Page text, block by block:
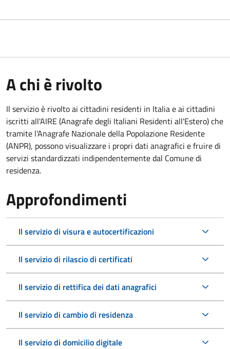
A chi è rivolto
Il servizio è rivolto ai cittadini residenti in Italia e ai cittadini
iscritti all'AIRE (Anagrafe degli Italiani Residenti all'Estero) che
tramite l'Anagrafe Nazionale della Popolazione Residente
(ANPR), possono visualizzare i propri dati anagrafici e fruire di
servizi standardizzati indipendentemente dal Comune di
residenza.
Approfondimenti
Il servizio di visura e autocertificazioni
Il servizio di rilascio di certificati
Il servizio di rettifica dei dati anagrafici
Il servizio di cambio di residenza
Il servizio di domicilio digitale